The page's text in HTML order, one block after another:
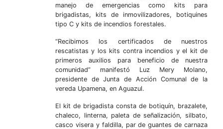
manejo de emergencias como kits para
brigadistas, kits de inmovilizadores, botiquines
tipo C y kits de incendios forestales.
“Recibimos los certificados de nuestros
rescatistas y los kits contra incendios y el kit de
primeros auxilios para beneficio de nuestra
comunidad” manifestó Luz Mery Molano,
presidente de Junta de Acción Comunal de la
vereda Upamena, en Aguazul.
El kit de brigadista consta de botiquín, brazalete,
chaleco, linterna, paleta de señalización, silbato,
casco visera y faldilla, par de guantes de carnaza